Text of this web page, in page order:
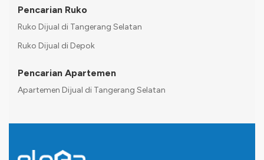
Pencarian Ruko
Ruko Dijual di Tangerang Selatan
Ruko Dijual di Depok
Pencarian Apartemen
Apartemen Dijual di Tangerang Selatan